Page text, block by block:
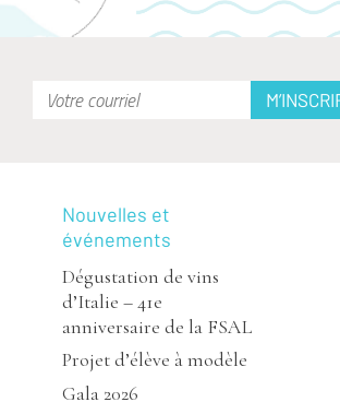
Nouvelles et
événements
Dégustation de vins
d’Italie – 41e
anniversaire de la FSAL
Projet d’élève à modèle
Gala 2026